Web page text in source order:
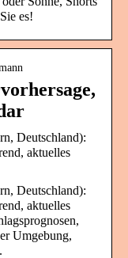
es!
Deutschland):
aktuelles
Deutschland):
aktuelles
Umgebung,